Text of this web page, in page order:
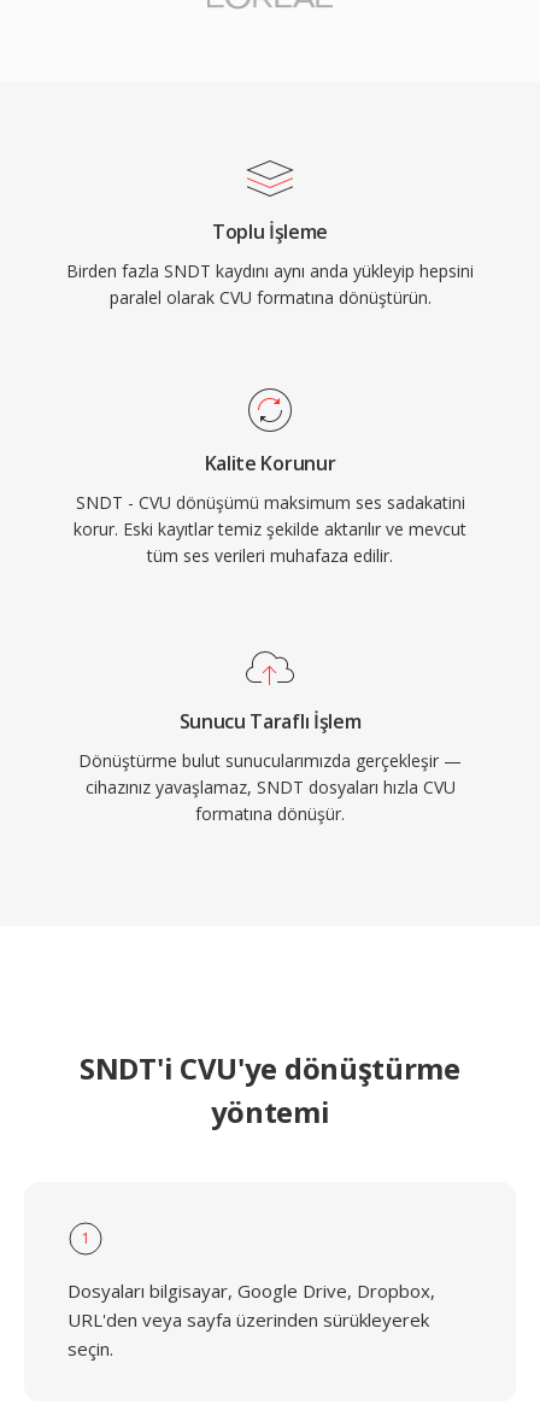
Toplu İşleme
Birden fazla SNDT kaydını aynı anda yükleyip hepsini
paralel olarak CVU formatına dönüştürün.
Kalite Korunur
SNDT - CVU dönüşümü maksimum ses sadakatini
korur. Eski kayıtlar temiz şekilde aktarılır ve mevcut
tüm ses verileri muhafaza edilir.
Sunucu Taraflı İşlem
Dönüştürme bulut sunucularımızda gerçekleşir —
cihazınız yavaşlamaz, SNDT dosyaları hızla CVU
formatına dönüşür.
SNDT'i CVU'ye dönüştürme
yöntemi
1
Dosyaları bilgisayar, Google Drive, Dropbox,
URL'den veya sayfa üzerinden sürükleyerek
seçin.